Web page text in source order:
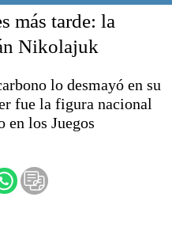
Olímpico
del Sur
A
más tarde: la
Nikolajuk
lo desmayó en su
fue la figura nacional
en los Juegos